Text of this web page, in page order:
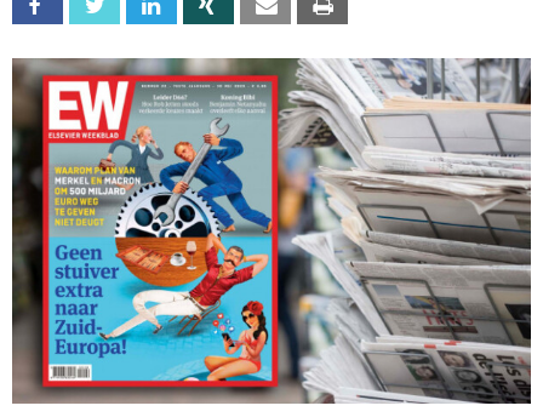
Facebook Twitter Linkedin Xing Email